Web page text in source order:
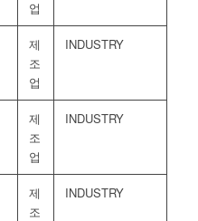
업
제
조
업
INDUSTRY
제
조
업
INDUSTRY
제
조
INDUSTRY